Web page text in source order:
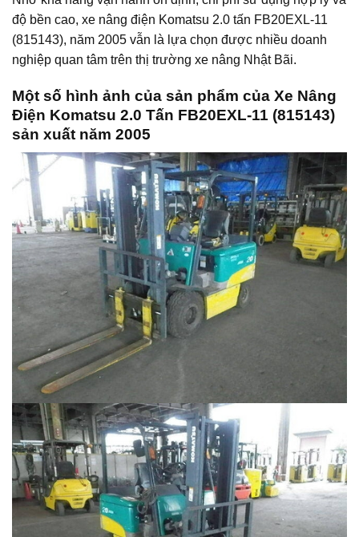
độ bền cao, xe nâng điện Komatsu 2.0 tấn FB20EXL-11
(815143), năm 2005 vẫn là lựa chọn được nhiều doanh
nghiệp quan tâm trên thị trường xe nâng Nhật Bãi.
Một số hình ảnh của sản phẩm của Xe Nâng
Điện Komatsu 2.0 Tấn FB20EXL-11 (815143)
sản xuất năm 2005